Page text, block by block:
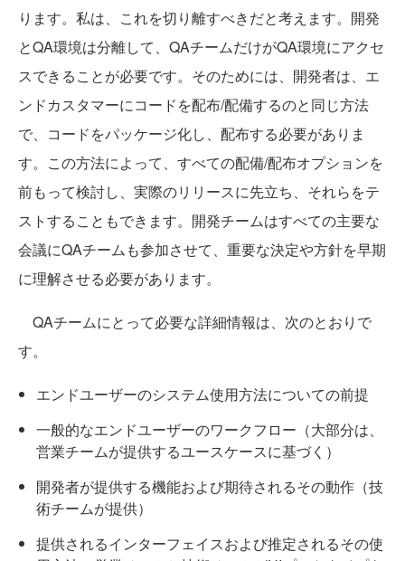
ります。私は、これを切り離すべきだと考えます。開発
とQA環境は分離して、QAチームだけがQA環境にアクセ
スできることが必要です。そのためには、開発者は、エ
ンドカスタマーにコードを配布/配備するのと同じ方法
で、コードをパッケージ化し、配布する必要がありま
す。この方法によって、すべての配備/配布オプションを
前もって検討し、実際のリリースに先立ち、それらをテ
ストすることもできます。開発チームはすべての主要な
会議にQAチームも参加させて、重要な決定や方針を早期
に理解させる必要があります。
QAチームにとって必要な詳細情報は、次のとおりで
す。
エンドユーザーのシステム使用方法についての前提
一般的なエンドユーザーのワークフロー（大部分は、
営業チームが提供するユースケースに基づく）
開発者が提供する機能および期待されるその動作（技
術チームが提供）
提供されるインターフェイスおよび推定されるその使